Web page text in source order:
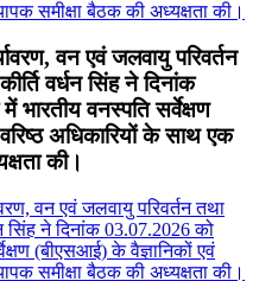
वन एवं जलवायु परिवर्तन
वर्धन सिंह ने दिनांक
वनस्पति सर्वेक्षण
अधिकारियों के साथ एक
की।